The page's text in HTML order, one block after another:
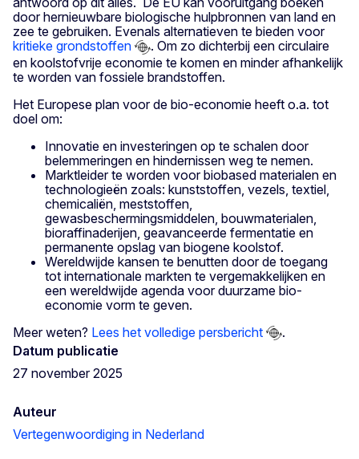
door hernieuwbare biologische hulpbronnen van land en
zee te gebruiken. Evenals alternatieven te bieden voor
kritieke grondstoffen
. Om zo dichterbij een circulaire
en koolstofvrije economie te komen en minder afhankelijk
te worden van fossiele brandstoffen.
Het Europese plan voor de bio-economie heeft o.a. tot
doel om:
Innovatie en investeringen op te schalen door
belemmeringen en hindernissen weg te nemen.
Marktleider te worden voor biobased materialen en
technologieën zoals: kunststoffen, vezels, textiel,
chemicaliën, meststoffen,
gewasbeschermingsmiddelen, bouwmaterialen,
bioraffinaderijen, geavanceerde fermentatie en
permanente opslag van biogene koolstof.
Wereldwijde kansen te benutten door de toegang
tot internationale markten te vergemakkelijken en
een wereldwijde agenda voor duurzame bio-
economie vorm te geven.
Meer weten? Lees het volledige persbericht
.
Datum publicatie
27 november 2025
Auteur
Vertegenwoordiging in Nederland